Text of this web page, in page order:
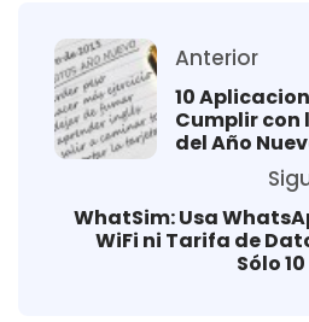
Anterior
10
Cumplir con
del Año
WhatSim: Usa
WiFi ni Tarifa de
Sólo